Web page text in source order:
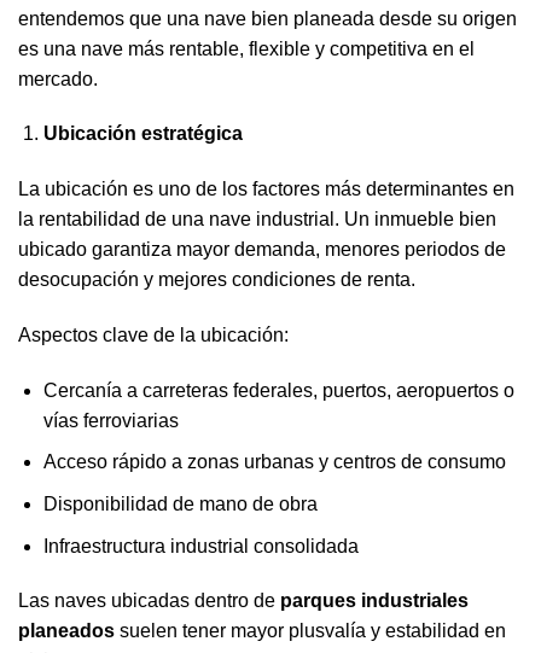
entendemos que una nave bien planeada desde su origen
es una nave más rentable, flexible y competitiva en el
mercado.
Ubicación estratégica
La ubicación es uno de los factores más determinantes en
la rentabilidad de una nave industrial. Un inmueble bien
ubicado garantiza mayor demanda, menores periodos de
desocupación y mejores condiciones de renta.
Aspectos clave de la ubicación:
Cercanía a carreteras federales, puertos, aeropuertos o
vías ferroviarias
Acceso rápido a zonas urbanas y centros de consumo
Disponibilidad de mano de obra
Infraestructura industrial consolidada
Las naves ubicadas dentro de parques industriales
planeados suelen tener mayor plusvalía y estabilidad en